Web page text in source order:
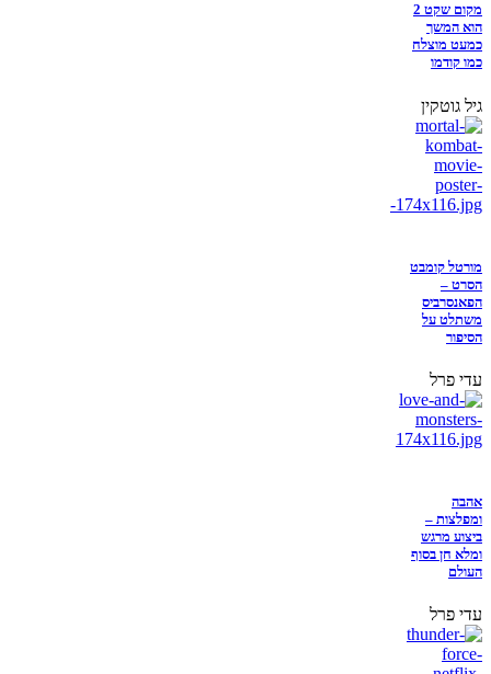
מקום שקט 2
הוא המשך
כמעט מוצלח
כמו קודמו
גיל גוטקין
מורטל קומבט
הסרט –
הפאנסרביס
משתלט על
הסיפור
עדי פרל
אהבה
ומפלצות –
ביצוע מרגש
ומלא חן בסוף
העולם
עדי פרל